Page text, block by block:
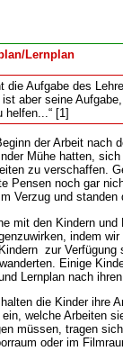
Lernplan
Aufgabe des
aber seine
helfen...“ [1]
der Arbeit nach
Mühe hatten,
zu verschaffen.
Pensen noch gar
Verzug und
mit den Kindern
indem
zur
Einige
Lernplan nach
die Kinder ihre
welche Arbeiten
müssen, tragen
oder im